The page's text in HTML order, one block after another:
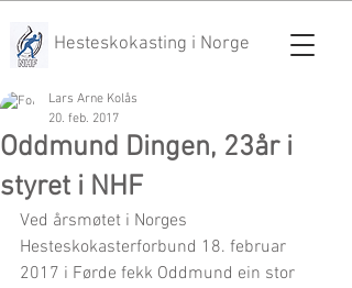
Hesteskokasting i Norge
Oddmund Dingen, 23år i
styret i NHF
Lars Arne Kolås
20. feb. 2017
Ved årsmøtet i Norges
Hesteskokasterforbund 18. februar
2017 i Førde fekk Oddmund ein stor